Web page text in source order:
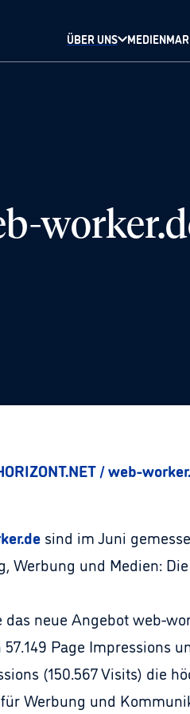
ÜBER UNS
/ web-
sind im Juni
und Medien:
neue Angebot web-
Page Impressions
(150.567 Visits) die
Werbung und